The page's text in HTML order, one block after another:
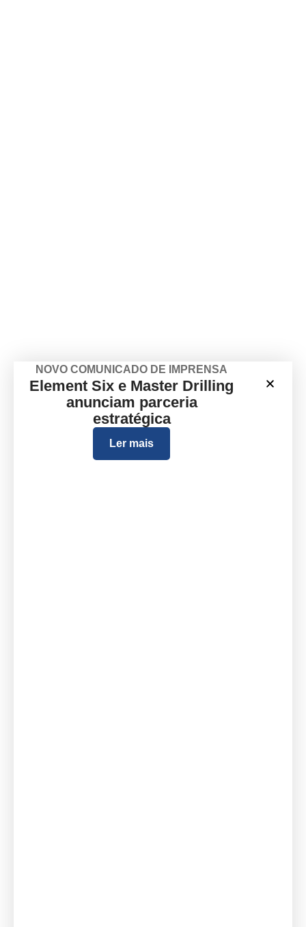
NOVO COMUNICADO DE IMPRENSA
Element Six e Master Drilling
anunciam parceria
estratégica
Ler mais